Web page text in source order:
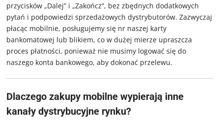
przycisków „Dalej” i „Zakończ”, bez zbędnych dodatkowych
pytań i podpowiedzi sprzedażowych dystrybutorów. Zazwyczaj
płacąc mobilnie, posługujemy się nr naszej karty
bankomatowej lub blikiem, co w dużej mierze upraszcza
proces płatności, ponieważ nie musimy logować się do
naszego konta bankowego, aby dokonać przelewu.
Dlaczego zakupy mobilne wypierają inne
kanały dystrybucyjne rynku?